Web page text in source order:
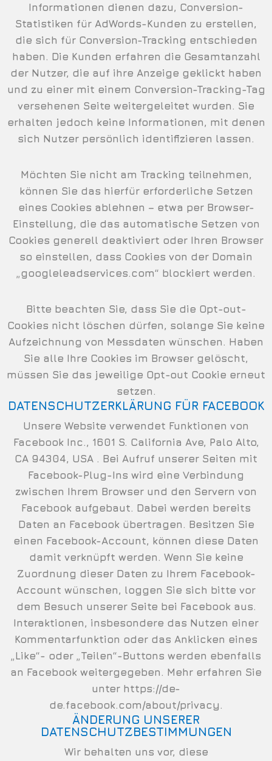
Informationen dienen dazu, Conversion-
Statistiken für AdWords-Kunden zu erstellen,
die sich für Conversion-Tracking entschieden
haben. Die Kunden erfahren die Gesamtanzahl
der Nutzer, die auf ihre Anzeige geklickt haben
und zu einer mit einem Conversion-Tracking-Tag
versehenen Seite weitergeleitet wurden. Sie
erhalten jedoch keine Informationen, mit denen
sich Nutzer persönlich identifizieren lassen.
Möchten Sie nicht am Tracking teilnehmen,
können Sie das hierfür erforderliche Setzen
eines Cookies ablehnen – etwa per Browser-
Einstellung, die das automatische Setzen von
Cookies generell deaktiviert oder Ihren Browser
so einstellen, dass Cookies von der Domain
„googleleadservices.com“ blockiert werden.
Bitte beachten Sie, dass Sie die Opt-out-
Cookies nicht löschen dürfen, solange Sie keine
Aufzeichnung von Messdaten wünschen. Haben
Sie alle Ihre Cookies im Browser gelöscht,
müssen Sie das jeweilige Opt-out Cookie erneut
setzen.
DATENSCHUTZERKLÄRUNG FÜR FACEBOOK
Unsere Website verwendet Funktionen von
Facebook Inc., 1601 S. California Ave, Palo Alto,
CA 94304, USA . Bei Aufruf unserer Seiten mit
Facebook-Plug-Ins wird eine Verbindung
zwischen Ihrem Browser und den Servern von
Facebook aufgebaut. Dabei werden bereits
Daten an Facebook übertragen. Besitzen Sie
einen Facebook-Account, können diese Daten
damit verknüpft werden. Wenn Sie keine
Zuordnung dieser Daten zu Ihrem Facebook-
Account wünschen, loggen Sie sich bitte vor
dem Besuch unserer Seite bei Facebook aus.
Interaktionen, insbesondere das Nutzen einer
Kommentarfunktion oder das Anklicken eines
„Like“- oder „Teilen“-Buttons werden ebenfalls
an Facebook weitergegeben. Mehr erfahren Sie
unter https://de-
de.facebook.com/about/privacy .
ÄNDERUNG UNSERER
DATENSCHUTZBESTIMMUNGEN
Wir behalten uns vor, diese